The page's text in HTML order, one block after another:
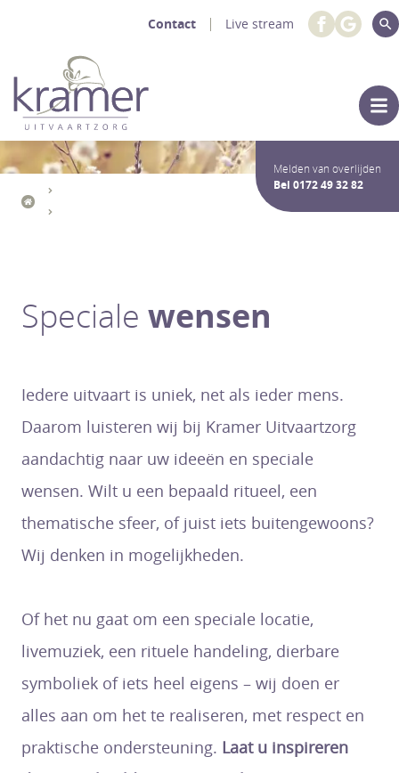
Contact Live stream
Melden van overlijden
Bel 0172 49 32 82
Uitvaartdiensten Crematie / Begrafenis
De Uitvaart
Speciale wensen
Iedere uitvaart is uniek, net als ieder mens.
Daarom luisteren wij bij Kramer Uitvaartzorg
aandachtig naar uw ideeën en speciale
wensen. Wilt u een bepaald ritueel, een
thematische sfeer, of juist iets buitengewoons?
Wij denken in mogelijkheden.
Of het nu gaat om een speciale locatie,
livemuziek, een rituele handeling, dierbare
symboliek of iets heel eigens – wij doen er
alles aan om het te realiseren, met respect en
praktische ondersteuning. Laat u inspireren